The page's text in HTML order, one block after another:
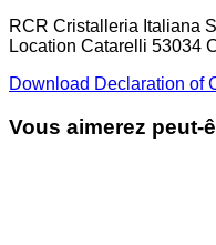
RCR Cristalleria Italiana
Location Catarelli 53034
Download Declaration of
Vous aimerez peut-